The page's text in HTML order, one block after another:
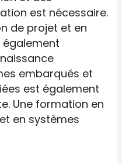
est nécessaire.
de projet et en
embarqués et
est également
Une formation en
en systèmes